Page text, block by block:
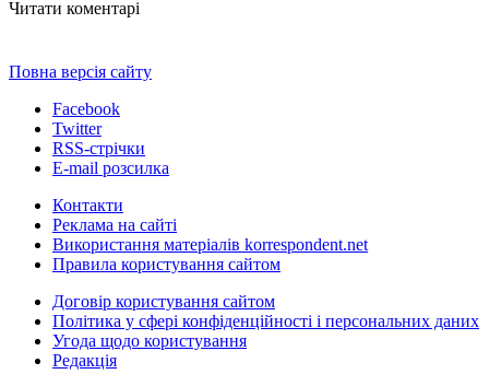
Читати коментарі
Повна версія сайту
Facebook
Twitter
RSS-стрічки
E-mail розсилка
Контакти
Реклама на сайті
Використання матеріалів korrespondent.net
Правила користування сайтом
Договір користування сайтом
Політика у сфері конфіденційності і персональних даних
Угода щодо користування
Редакція